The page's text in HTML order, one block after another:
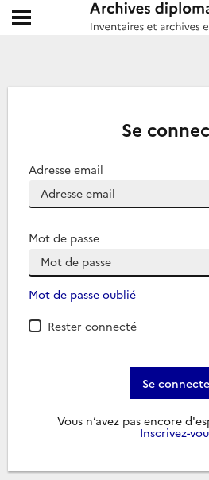
Archives diplomatiques
Ouvrir le menu déroulant
Se
Adresse email
Mot de passe
Mot de passe oublié
Rester connecté
Se
Vous n’avez pas encore
Inscrivez-